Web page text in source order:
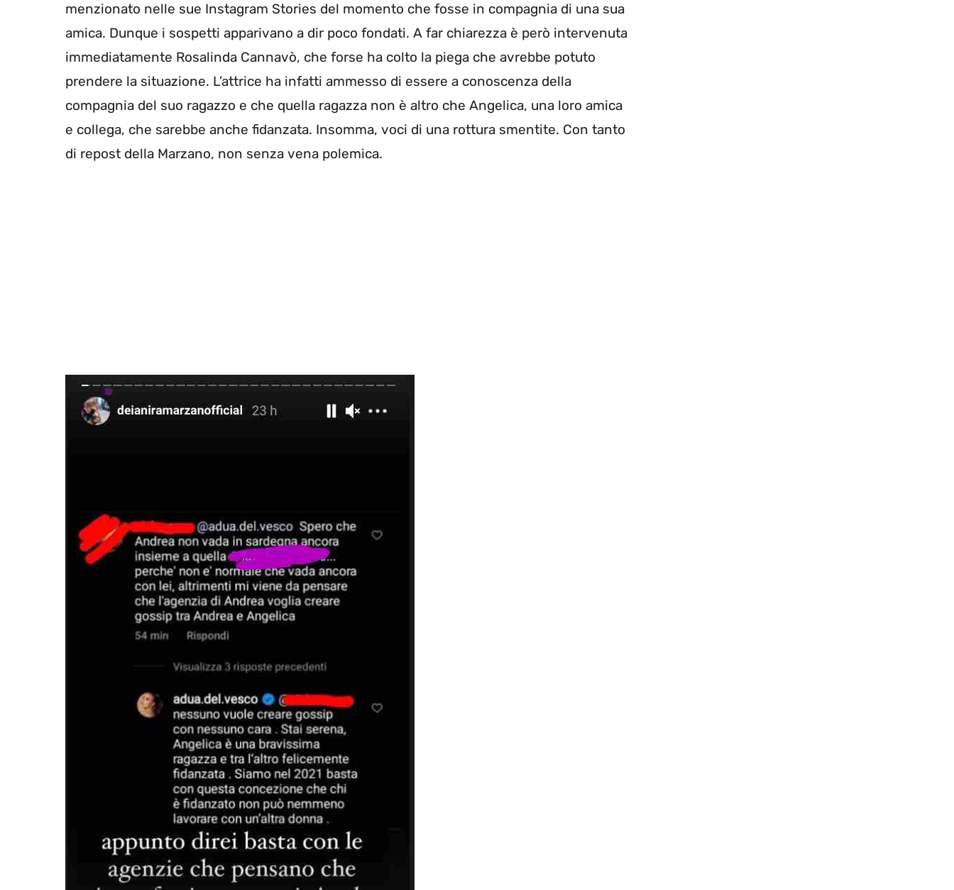
menzionato nelle sue Instagram Stories del momento che fosse in compagnia di una sua
amica. Dunque i sospetti apparivano a dir poco fondati. A far chiarezza è però intervenuta
immediatamente Rosalinda Cannavò, che forse ha colto la piega che avrebbe potuto
prendere la situazione. L’attrice ha infatti ammesso di essere a conoscenza della
compagnia del suo ragazzo e che quella ragazza non è altro che Angelica, una loro amica
e collega, che sarebbe anche fidanzata. Insomma, voci di una rottura smentite. Con tanto
di repost della Marzano, non senza vena polemica.